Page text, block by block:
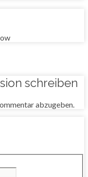
schreiben
abzugeben.